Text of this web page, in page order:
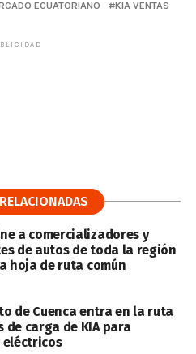
ECUATORIANO
KIA VENTAS
a comercializadores y
de autos de toda la región
hoja de ruta común
de Cuenca entra en la ruta
de carga de KIA para
eléctricos